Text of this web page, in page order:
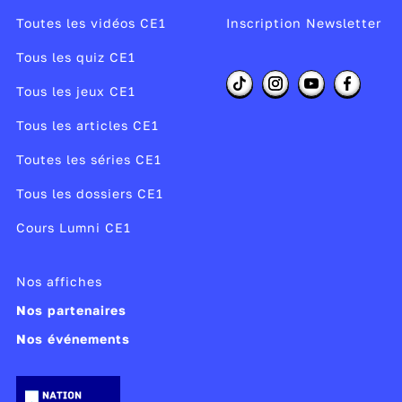
12 heures à l’heure indiquée par la petite aiguille.
1 h = 13 h
3 h = 15 h….
Modifié le 06/01/26
Toutes les vidéos CE1
Tous les quiz CE1
Tous les jeux CE1
Tous les articles CE1
Toutes les séries CE1
Tous les dossiers CE1
Cours Lumni CE1
Inscription Newsletter
Nos affiches
Nos partenaires
Nos événements